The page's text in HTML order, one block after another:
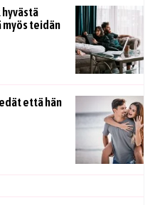
teidän
että hän